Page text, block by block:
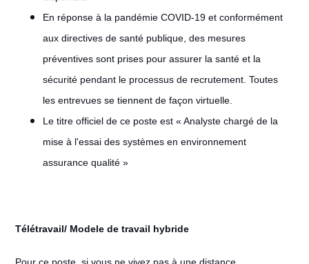
En réponse à la pandémie COVID-19 et conformément
aux directives de santé publique, des mesures
préventives sont prises pour assurer la santé et la
sécurité pendant le processus de recrutement. Toutes
les entrevues se tiennent de façon virtuelle.
Le titre officiel de ce poste est « Analyste chargé de la
mise à l'essai des systèmes en environnement
assurance qualité »
Télétravail/ Modele de travail hybride